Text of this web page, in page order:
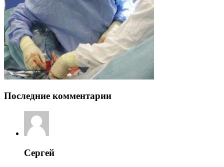
Последние комментарии
Сергей